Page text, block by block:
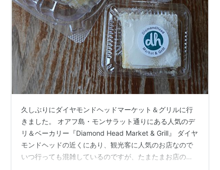
久しぶりにダイヤモンドヘッドマーケット＆グリルに行
きました。 オアフ島・モンサラット通りにある人気のデ
リ＆ベーカリー『Diamond Head Market & Grill』 ダイヤ
モンドヘッドの近くにあり、観光客に人気のお店なので
いつ行っても混雑しているのですが、たまたまお店の前